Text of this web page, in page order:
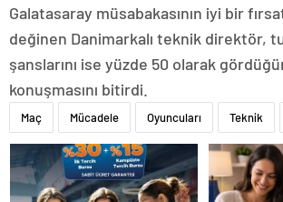
Galatasaray müsabakasının iyi bir
değinen Danimarkalı teknik direktör,
şanslarını ise yüzde 50 olarak
konuşmasını bitirdi.
Maç Mücadele Oyuncuları Teknik